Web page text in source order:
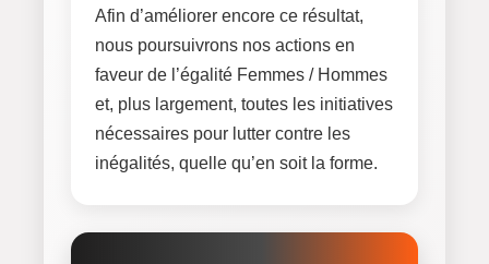
Afin d’améliorer encore ce résultat,
nous poursuivrons nos actions en
faveur de l’égalité Femmes / Hommes
et, plus largement, toutes les initiatives
nécessaires pour lutter contre les
inégalités, quelle qu’en soit la forme.